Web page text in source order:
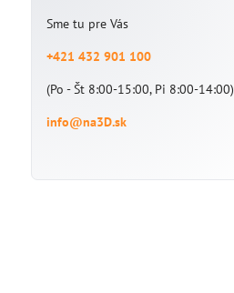
Sme tu pre Vás
+421 432 901 100
(Po - Št 8:00-15:00, Pi 8:00-14:00)
info@na3D.sk